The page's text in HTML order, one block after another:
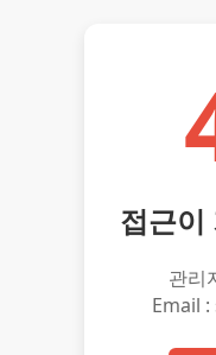
접근이
관리
Email